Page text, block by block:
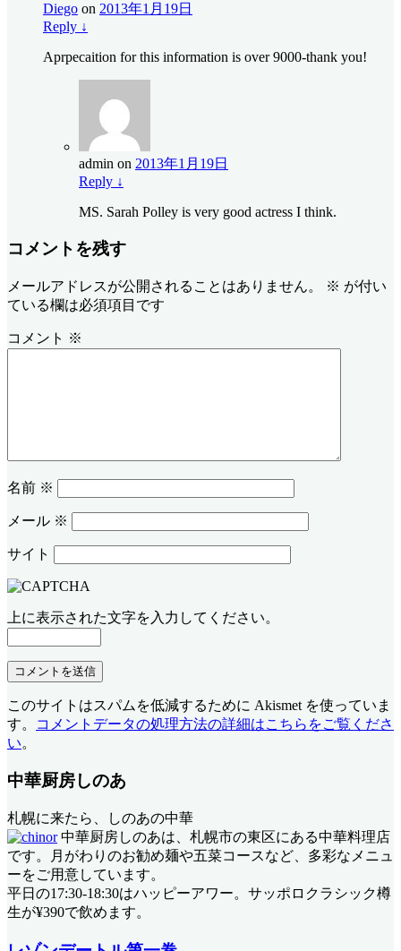
Diego on 2013年1月19日
Reply ↓
Aprpecaition for this information is over 9000-thank you!
admin on 2013年1月19日
Reply ↓
MS. Sarah Polley is very good actress I think.
コメントを残す
メールアドレスが公開されることはありません。 ※ が付い
ている欄は必須項目です
コメント ※
名前 ※
メール ※
サイト
上に表示された文字を入力してください。
このサイトはスパムを低減するために Akismet を使っていま
す。
コメントデータの処理方法の詳細はこちらをご覧くださ
い。
中華厨房しのあ
札幌に来たら、しのあの中華
中華厨房しのあは、札幌市の東区にある中華料理店
です。月がわりのお勧め麺や五菜コースなど、多彩なメニュ
ーをご用意しています。
平日の17:30-18:30はハッピーアワー。サッポロクラシック樽
生が¥390で飲めます。